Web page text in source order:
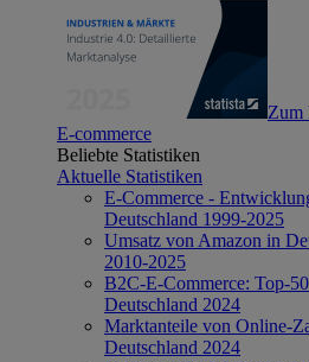
Zum
E-commerce
Beliebte Statistiken
Aktuelle Statistiken
E-Commerce -
Deutschland 1999-2025
Umsatz von Amazon in
2010-2025
B2C-E-Commerce: Top-
Deutschland 2024
Marktanteile von Online-
Deutschland 2024